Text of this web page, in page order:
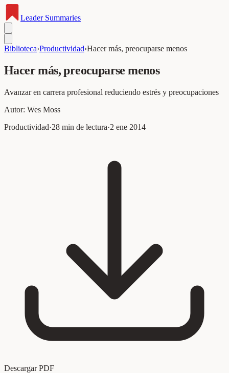
LeaderSummaries
Biblioteca›Productividad›Hacer más, preocuparse menos
Hacer más, preocuparse menos
Avanzar en carrera profesional reduciendo estrés y preocupaciones
Autor: Wes Moss
Productividad·28 min de lectura·2 ene 2014
Descargar PDF